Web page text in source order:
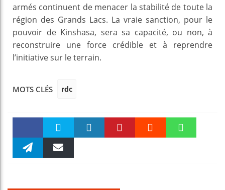
armés continuent de menacer la stabilité de toute la
région des Grands Lacs. La vraie sanction, pour le
pouvoir de Kinshasa, sera sa capacité, ou non, à
reconstruire une force crédible et à reprendre
l’initiative sur le terrain.
MOTS CLÉS rdc
Faceboo Twitter